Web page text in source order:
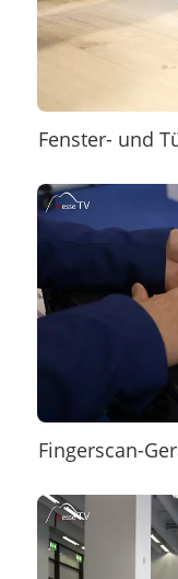
Fenster- und
Fingerscan-